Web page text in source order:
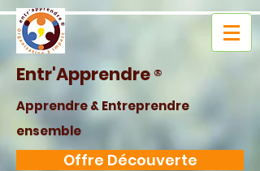
Entr'Apprendre®
Apprendre & Entreprendre
ensemble
Offre Découverte